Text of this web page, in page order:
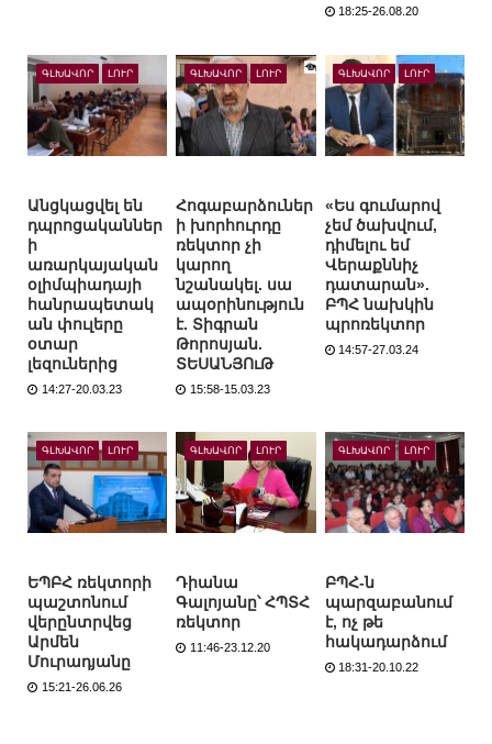
18:25-26.08.20
ԳԼԽԱՎՈՐ ԼՈՒՐ
Անցկացվել են
դպրոցականներ
ի
առարկայական
օլիմպիադայի
հանրապետակ
ան փուլերը
օտար
լեզուներից
14:27-20.03.23
ԳԼԽԱՎՈՐ ԼՈՒՐ
Հոգաբարձուներ
ի խորհուրդը
ռեկտոր չի
կարող
նշանակել. սա
ապօրինություն
է. Տիգրան
Թորոսյան.
ՏԵՍԱՆՅՈւԹ
15:58-15.03.23
ԳԼԽԱՎՈՐ ԼՈՒՐ
«Ես գումարով
չեմ ծախվում,
դիմելու եմ
Վերաքննիչ
դատարան».
ԲՊՀ նախկին
պրոռեկտոր
14:57-27.03.24
ԳԼԽԱՎՈՐ ԼՈՒՐ
ԵՊԲՀ ռեկտորի
պաշտոնում
վերընտրվեց
Արմեն
Մուրադյանը
15:21-26.06.26
ԳԼԽԱՎՈՐ ԼՈՒՐ
Դիանա
Գալոյանը՝ ՀՊՏՀ
ռեկտոր
11:46-23.12.20
ԳԼԽԱՎՈՐ ԼՈՒՐ
ԲՊՀ-ն
պարզաբանում
է, ոչ թե
հակադարձում
18:31-20.10.22